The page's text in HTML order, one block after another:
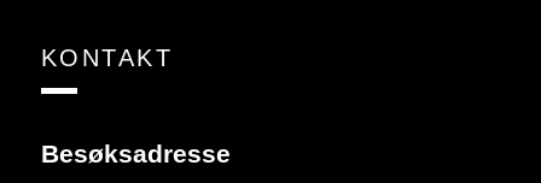
KONTAKT
Besøksadresse